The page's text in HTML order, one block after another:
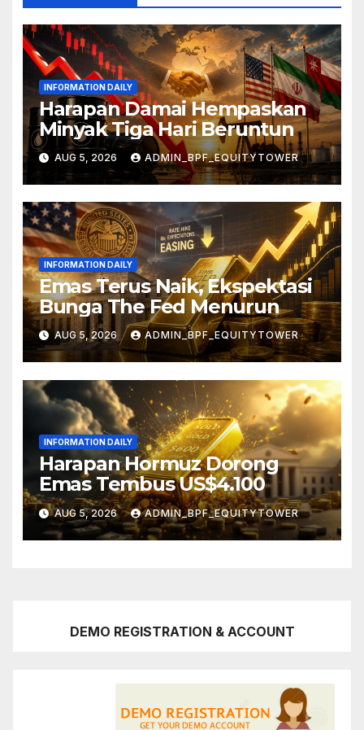
INFORMATION DAILY
Harapan Damai Hempaskan
Minyak Tiga Hari Beruntun
AUG 5, 2026 ADMIN_BPF_EQUITYTOWER
INFORMATION DAILY
Emas Terus Naik, Ekspektasi
Bunga The Fed Menurun
AUG 5, 2026 ADMIN_BPF_EQUITYTOWER
INFORMATION DAILY
Harapan Hormuz Dorong
Emas Tembus US$4.100
AUG 5, 2026 ADMIN_BPF_EQUITYTOWER
DEMO REGISTRATION & ACCOUNT